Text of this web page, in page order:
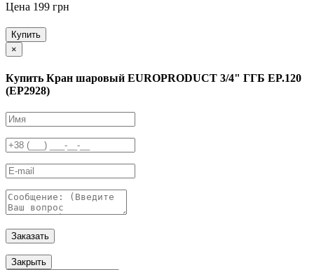
Цена 199 грн
Купить
×
Купить Кран шаровый EUROPRODUCT 3/4" ГГБ EP.120
(EP2928)
Заказать
Закрыть